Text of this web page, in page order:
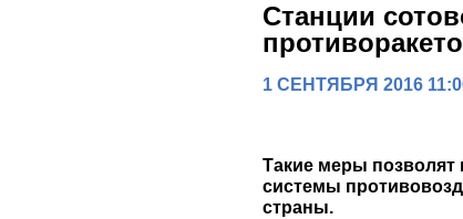
Станции
1 СЕНТЯБРЯ 2016
Такие меры позволят
системы
страны.